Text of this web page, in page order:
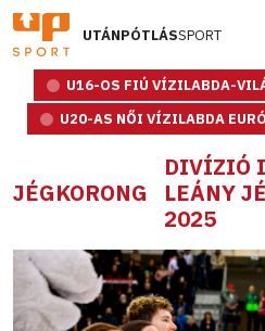
UTÁNPÓTLÁSSPORT
U16-OS FIÚ VÍZILABDA-
U20-AS NŐI VÍZILABDA
JÉGKORONG
DIVÍZIÓ
LEÁNY
2025